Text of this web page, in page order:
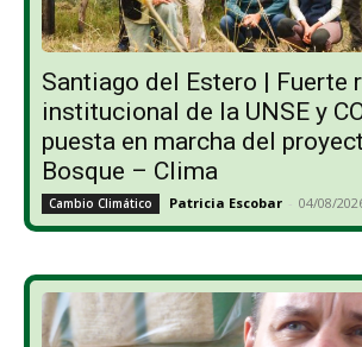
Santiago del Estero | Fuerte
institucional de la UNSE y
puesta en marcha del
Bosque – Clima
Cambio Climático Patricia Escobar - 04/08/